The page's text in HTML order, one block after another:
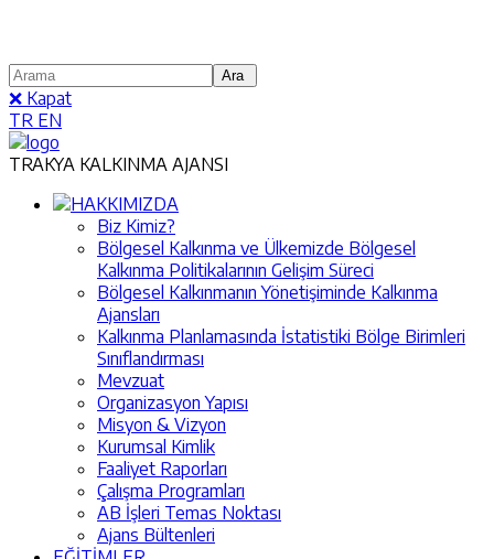
❌ Kapat
TR EN
TRAKYA KALKINMA AJANSI
HAKKIMIZDA
Biz Kimiz?
Bölgesel Kalkınma ve Ülkemizde Bölgesel
Kalkınma Politikalarının Gelişim Süreci
Bölgesel Kalkınmanın Yönetişiminde Kalkınma
Ajansları
Kalkınma Planlamasında İstatistiki Bölge Birimleri
Sınıflandırması
Mevzuat
Organizasyon Yapısı
Misyon & Vizyon
Kurumsal Kimlik
Faaliyet Raporları
Çalışma Programları
AB İşleri Temas Noktası
Ajans Bültenleri